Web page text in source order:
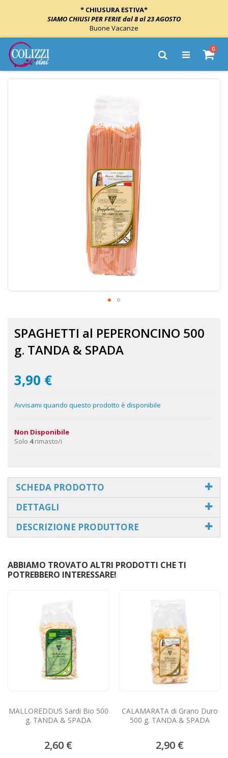
* CHIUSURA ESTIVA*
SIAMO CHIUSI PER FERIE dal 8 al 23 AGOSTO
Buone Vacanze
Salta
al
contenuto
Cart
0
Cerca
Vai
della
galleria
immagini
SPAGHETTI al PEPERONCINO 500
g. TANDA & SPADA
3,90 €
Avvisami quando questo prodotto è disponibile
Non Disponibile
Solo 4rimasto/i
SCHEDA PRODOTTO
DETTAGLI
DESCRIZIONE PRODUTTORE
ABBIAMO TROVATO ALTRI PRODOTTI CHE TI
POTREBBERO INTERESSARE!
MALLOREDDUS Sardi Bio 500
g. TANDA & SPADA
2,60 €
CALAMARATA di Grano Duro
500 g. TANDA & SPADA
2,90 €